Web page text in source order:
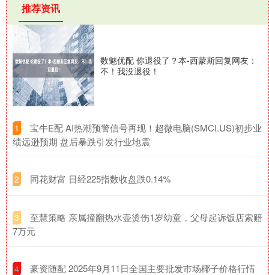
推荐资讯
数魅优配 你退役了？本-西蒙斯回复网友：
不！我没退役！
1
​宝牛E配 AI热潮预警信号再现！超微电脑(SMCI.US)初步业
绩远逊预期 盘后暴跌引发行业地震
2 ​同花财富 日经225指数收盘跌0.14%
3
​至慧策略 亲属撞翻热水壶烫伤1岁幼童，父母起诉饭店索赔
7万元
4 ​豪资随配 2025年9月11日全国主要批发市场椰子价格行情